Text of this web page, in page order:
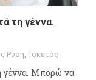
τη γέννα.
Ρύση, Τοκετός
γέννα. Μπορώ να